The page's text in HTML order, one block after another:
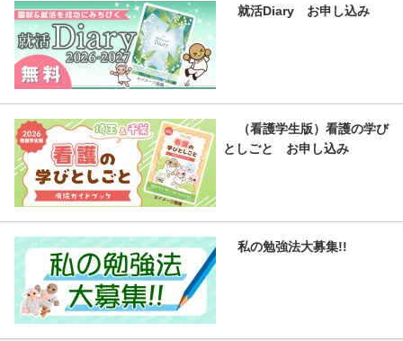
就活Diary お申し込み
（看護学生版）看護の学び
としごと お申し込み
私の勉強法大募集!!